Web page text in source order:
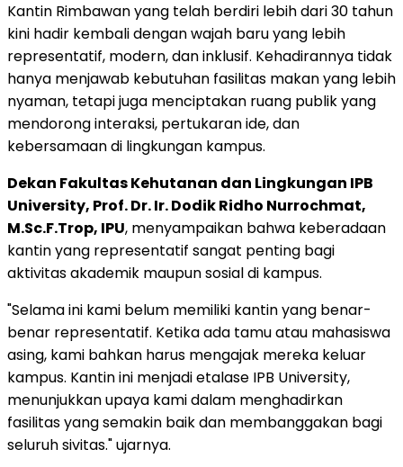
Kantin Rimbawan yang telah berdiri lebih dari 30 tahun
kini hadir kembali dengan wajah baru yang lebih
representatif, modern, dan inklusif. Kehadirannya tidak
hanya menjawab kebutuhan fasilitas makan yang lebih
nyaman, tetapi juga menciptakan ruang publik yang
mendorong interaksi, pertukaran ide, dan
kebersamaan di lingkungan kampus.
Dekan Fakultas Kehutanan dan Lingkungan IPB
University, Prof. Dr. Ir. Dodik Ridho Nurrochmat,
M.Sc.F.Trop, IPU, menyampaikan bahwa keberadaan
kantin yang representatif sangat penting bagi
aktivitas akademik maupun sosial di kampus.
"Selama ini kami belum memiliki kantin yang benar-
benar representatif. Ketika ada tamu atau mahasiswa
asing, kami bahkan harus mengajak mereka keluar
kampus. Kantin ini menjadi etalase IPB University,
menunjukkan upaya kami dalam menghadirkan
fasilitas yang semakin baik dan membanggakan bagi
seluruh sivitas." ujarnya.